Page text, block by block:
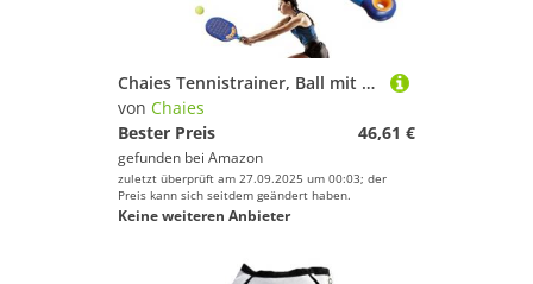
Chaies Tennistrainer, Ball mit Seil | Solo Tennis Practice Trainer Ball mit Schnur – Trainingsgerät für Tennis mit langem elastischem Seil für Anfänger
von Chaies
Bester Preis
46,61 €
gefunden bei Amazon
zuletzt überprüft am 27.09.2025 um 00:03; der
Preis kann sich seitdem geändert haben.
Keine weiteren Anbieter